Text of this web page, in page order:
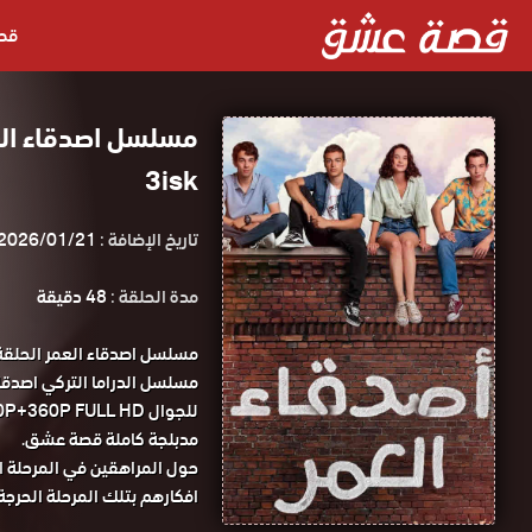
3isk
تاريخ الإضافة : 01/21
مدة الحلقة :48 دقيقة
مدبلجة كاملة قصة عشق.
حول المراهقين في
افكارهم بتلك المرحلة